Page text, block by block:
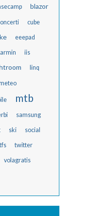
blazor
cube
eeepad
iis
linq
mtb
samsung
ski social
twitter
volagratis